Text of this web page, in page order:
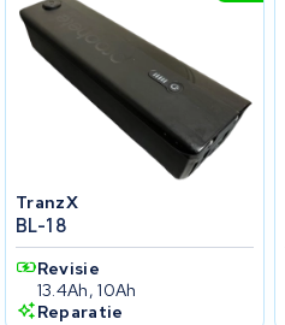
TranzX
BL-18
Revisie
13.4Ah, 10Ah
Reparatie